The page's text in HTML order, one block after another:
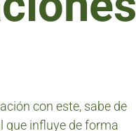
con este, sabe de
que influye de forma